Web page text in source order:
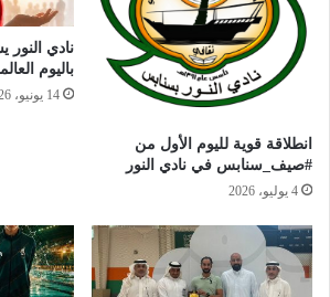
انطلاقة قوية لليوم الأول من
#صيف_سنابس في نادي النور
4 يوليو، 2026
نادي النور
باليوم
14 يونيو، 2026